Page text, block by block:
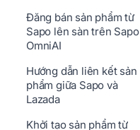
Đăng bán sản phẩm từ
Sapo lên sàn trên Sapo
OmniAI
Hướng dẫn liên kết sản
phẩm giữa Sapo và
Lazada
Khởi tạo sản phẩm từ